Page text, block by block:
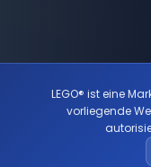
LEGO® ist eine
vorliegende